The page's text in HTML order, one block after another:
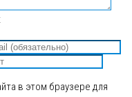
в этом браузере для